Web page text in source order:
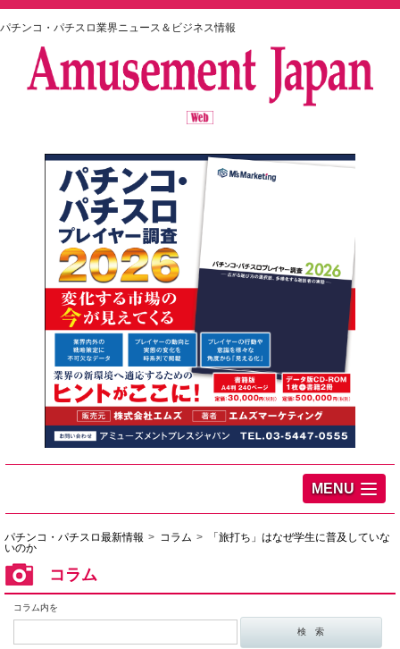
パチンコ・パチスロ業界ニュース＆ビジネス情報
MENU
パチンコ・パチスロ最新情報 コラム
「旅打ち」はなぜ学生に普及していな
いのか
コラム
コラム内を